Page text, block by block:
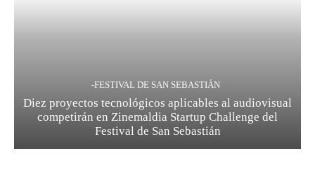
-FESTIVAL DE SAN SEBASTIÁN
Diez proyectos tecnológicos aplicables al audiovisual
competirán en Zinemaldia Startup Challenge del
Festival de San Sebastián